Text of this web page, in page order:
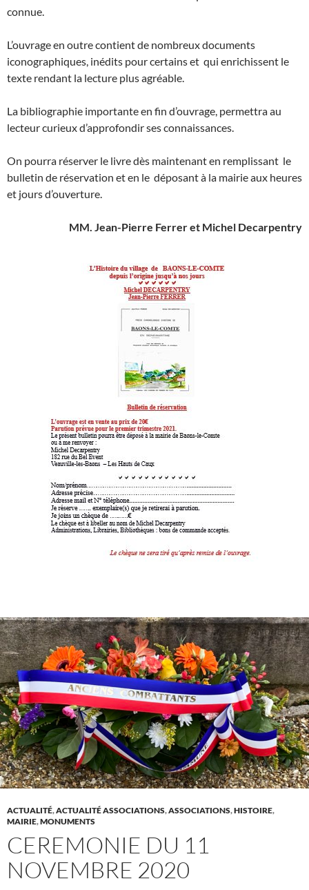
connue.
L’ouvrage en outre contient de nombreux documents
iconographiques, inédits pour certains et qui enrichissent le
texte rendant la lecture plus agréable.
La bibliographie importante en fin d’ouvrage, permettra au
lecteur curieux d’approfondir ses connaissances.
On pourra réserver le livre dès maintenant en remplissant le
bulletin de réservation et en le déposant à la mairie aux heures
et jours d’ouverture.
MM. Jean-Pierre Ferrer et Michel Decarpentry
ACTUALITÉ,ACTUALITÉ ASSOCIATIONS,ASSOCIATIONS,HISTOIRE,
MAIRIE,MONUMENTS
CEREMONIE DU 11
NOVEMBRE 2020